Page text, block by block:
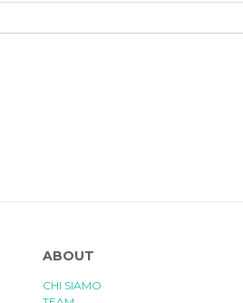
ABOUT
CHI SIAMO